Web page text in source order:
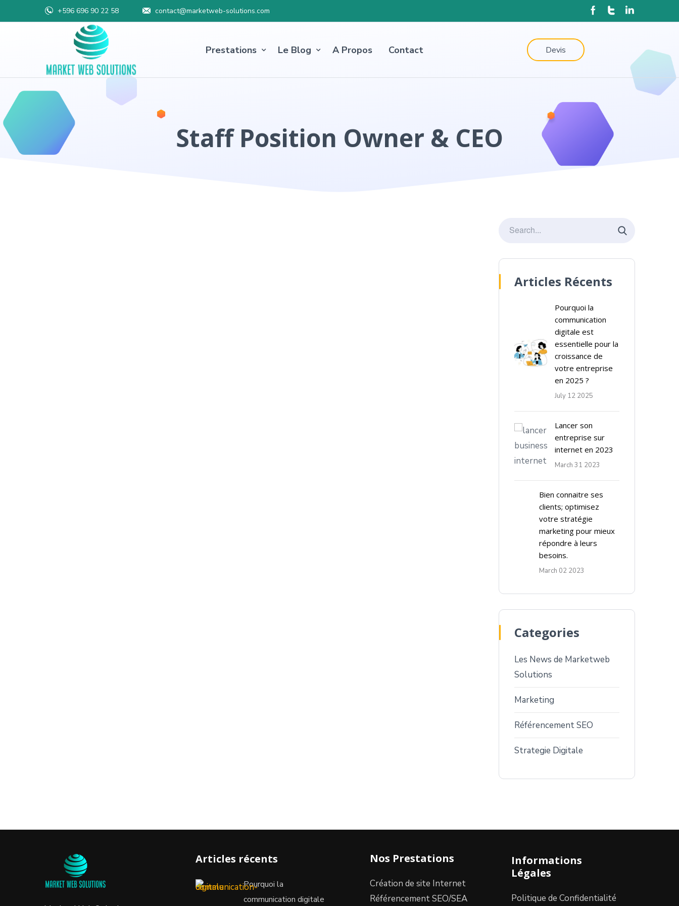
+596 696 90 22 58 contact@marketweb-solutions.com
Prestations Le Blog A Propos Contact Devis
Staff Position Owner & CEO
Articles Récents
Pourquoi la
communication
digitale est
essentielle pour la
croissance de
votre entreprise
en 2025 ?
July 12 2025
Lancer son
entreprise sur
internet en 2023
March 31 2023
Bien connaitre ses
clients; optimisez
votre stratégie
marketing pour mieux
répondre à leurs
besoins.
March 02 2023
Categories
Les News de Marketweb
Solutions
Marketing
Référencement SEO
Strategie Digitale
Articles récents
Pourquoi la
communication digitale
Nos Prestations
Création de site Internet
Référencement SEO/SEA
Informations
Légales
Politique de Confidentialité